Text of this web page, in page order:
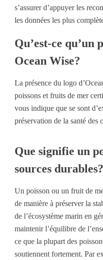
s’assurer d’appuyer les
les données les plus
Qu’est-ce
Ocean Wise?
La présence du logo
poissons et fruits de mer
vous indique que se sont
préservation de la santé des
Que signifie un
sources durables?
Un poisson ou un fruit de
de manière à préserver la
de l’écosystème marin en
maintenir l’équilibre de
ce que la plupart des
soutiennent fortement. Par